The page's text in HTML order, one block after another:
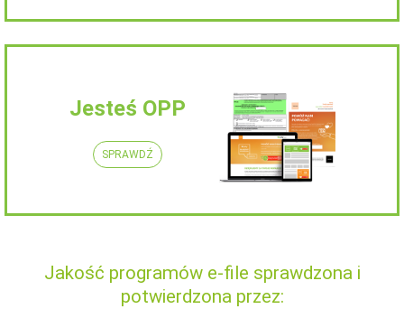
Jesteś OPP
SPRAWDŹ
Jakość programów e-file sprawdzona i
potwierdzona przez: